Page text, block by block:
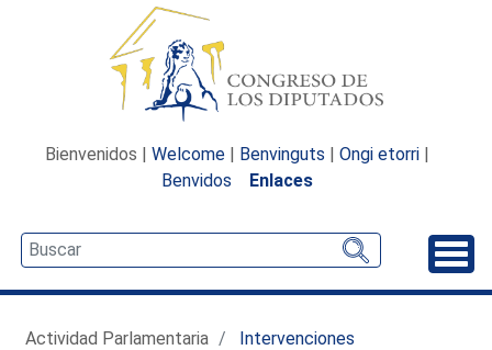
Bienvenidos | Welcome | Benvinguts | Ongi etorri |
Benvidos
Enlaces
Actividad Parlamentaria
Intervenciones